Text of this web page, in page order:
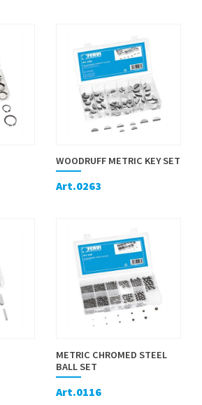
WOODRUFF METRIC KEY SET
Art.0263
METRIC CHROMED STEEL
BALL SET
Art.0116